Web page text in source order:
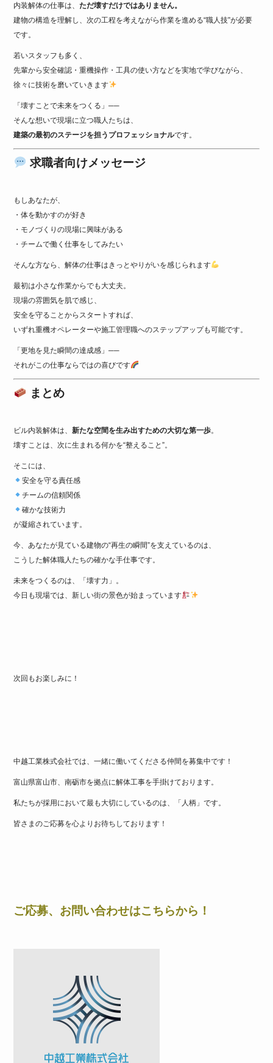
内装解体の仕事は、ただ壊すだけではありません。
建物の構造を理解し、次の工程を考えながら作業を進める“職人技”が必要
です。
若いスタッフも多く、
先輩から安全確認・重機操作・工具の使い方などを実地で学びながら、
徐々に技術を磨いていきます
「壊すことで未来をつくる」──
そんな想いで現場に立つ職人たちは、
建築の最初のステージを担うプロフェッショナルです。
求職者向けメッセージ
もしあなたが、
・体を動かすのが好き
・モノづくりの現場に興味がある
・チームで働く仕事をしてみたい
そんな方なら、解体の仕事はきっとやりがいを感じられます
最初は小さな作業からでも大丈夫。
現場の雰囲気を肌で感じ、
安全を守ることからスタートすれば、
いずれ重機オペレーターや施工管理職へのステップアップも可能です。
「更地を見た瞬間の達成感」──
それがこの仕事ならではの喜びです
まとめ
ビル内装解体は、新たな空間を生み出すための大切な第一歩。
壊すことは、次に生まれる何かを“整えること”。
そこには、
安全を守る責任感
チームの信頼関係
確かな技術力
が凝縮されています。
今、あなたが見ている建物の“再生の瞬間”を支えているのは、
こうした解体職人たちの確かな手仕事です。
未来をつくるのは、「壊す力」。
今日も現場では、新しい街の景色が始まっています
次回もお楽しみに！
中越工業株式会社では、一緒に働いてくださる仲間を募集中です！
富山県富山市、南砺市を拠点に解体工事を手掛けております。
私たちが採用において最も大切にしているのは、「人柄」です。
皆さまのご応募を心よりお待ちしております！
ご応募、お問い合わせはこちらから！